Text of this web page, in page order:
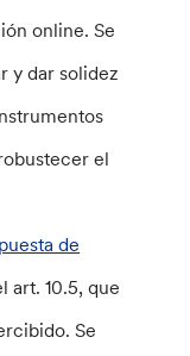
online. Se
y dar solidez
el
de
art. 10.5, que
Se